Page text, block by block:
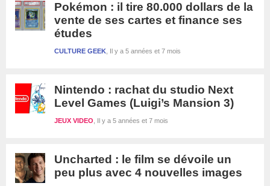
Pokémon : il tire 80.000 dollars de la
vente de ses cartes et finance ses
études
Il y a 5 années et 7 mois
CULTURE GEEK
Nintendo : rachat du studio Next
Level Games (Luigi’s Mansion 3)
Il y a 5 années et 7 mois
JEUX VIDEO
Uncharted : le film se dévoile un
peu plus avec 4 nouvelles images